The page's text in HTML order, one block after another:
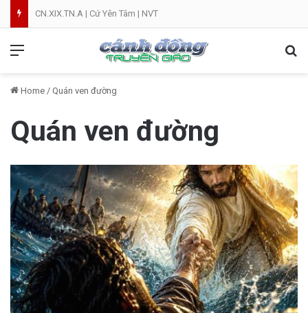
CN.XIX.TN.A | Cứ Yên Tâm | NVT
Home / Quán ven đường
Quán ven đường